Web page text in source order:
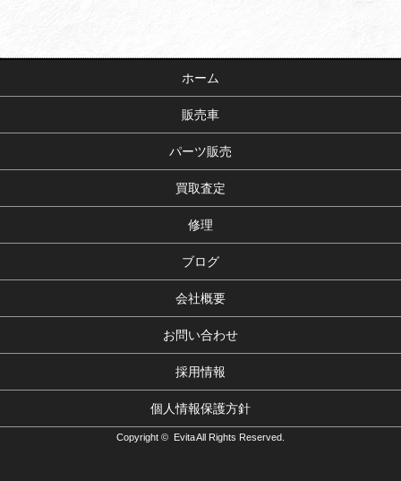
ホーム
販売車
パーツ販売
買取査定
修理
ブログ
会社概要
お問い合わせ
採用情報
個人情報保護方針
Copyright © Evita All Rights Reserved.